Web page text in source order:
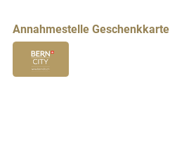
Annahmestelle Geschenkkarte